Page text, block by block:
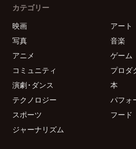
カテゴリー
映画
アート
写真
音楽
アニメ
ゲーム
コミュニティ
プロダ
演劇・ダンス
本
テクノロジー
パフォ
スポーツ
フード
ジャーナリズム